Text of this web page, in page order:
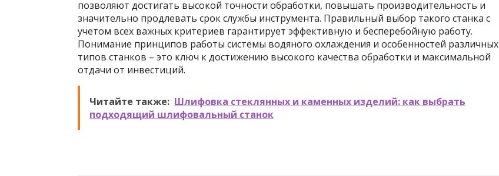
позволяют достигать высокой точности обработки, повышать производительность и
значительно продлевать срок службы инструмента. Правильный выбор такого станка с
учетом всех важных критериев гарантирует эффективную и бесперебойную работу.
Понимание принципов работы системы водяного охлаждения и особенностей различных
типов станков – это ключ к достижению высокого качества обработки и максимальной
отдачи от инвестиций.
Читайте также: Шлифовка стеклянных и каменных изделий: как выбрать
подходящий шлифовальный станок